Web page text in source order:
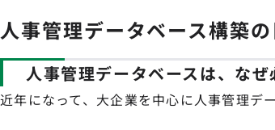
人事管理データベース構築
人事管理データベースは、なぜ
近年になって、大企業を中心に人事管理デ